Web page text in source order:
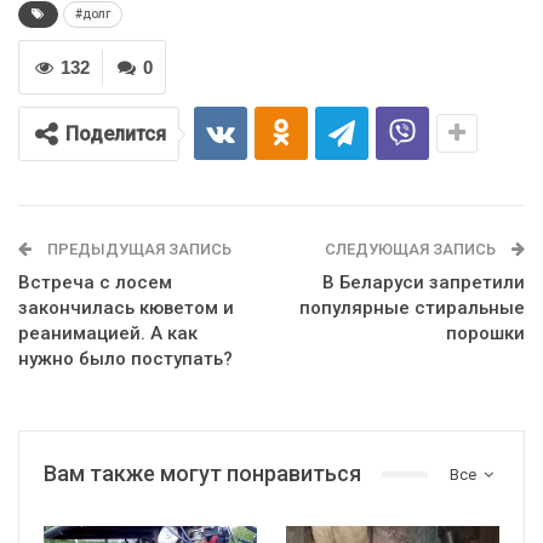
#долг
0
132
Поделится
ПРЕДЫДУЩАЯ ЗАПИСЬ
Встреча с лосем
закончилась кюветом и
реанимацией. А как
нужно было поступать?
СЛЕДУЮЩАЯ ЗАПИСЬ
В Беларуси запретили
популярные стиральные
порошки
Все
Вам также могут понравиться